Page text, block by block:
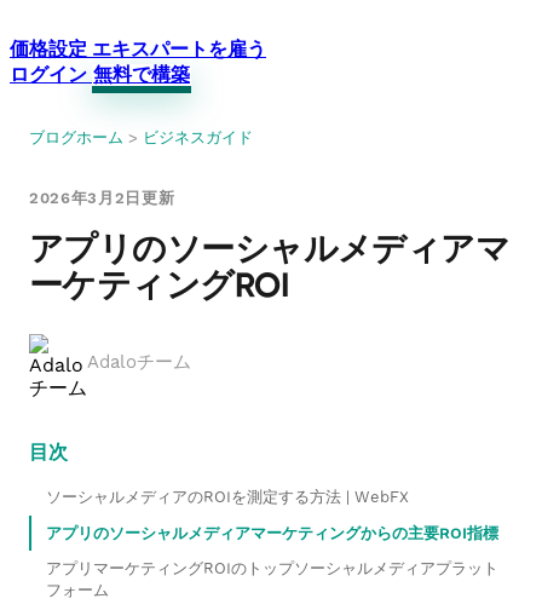
価格設定 エキスパートを雇う
ログイン 無料で構築
ブログホーム > ビジネスガイド
2026年3月2日更新
アプリのソーシャルメディアマ
ーケティングROI
Adaloチーム
目次
ソーシャルメディアのROIを測定する方法 | WebFX
アプリのソーシャルメディアマーケティングからの主要ROI指標
アプリマーケティングROIのトップソーシャルメディアプラット
フォーム